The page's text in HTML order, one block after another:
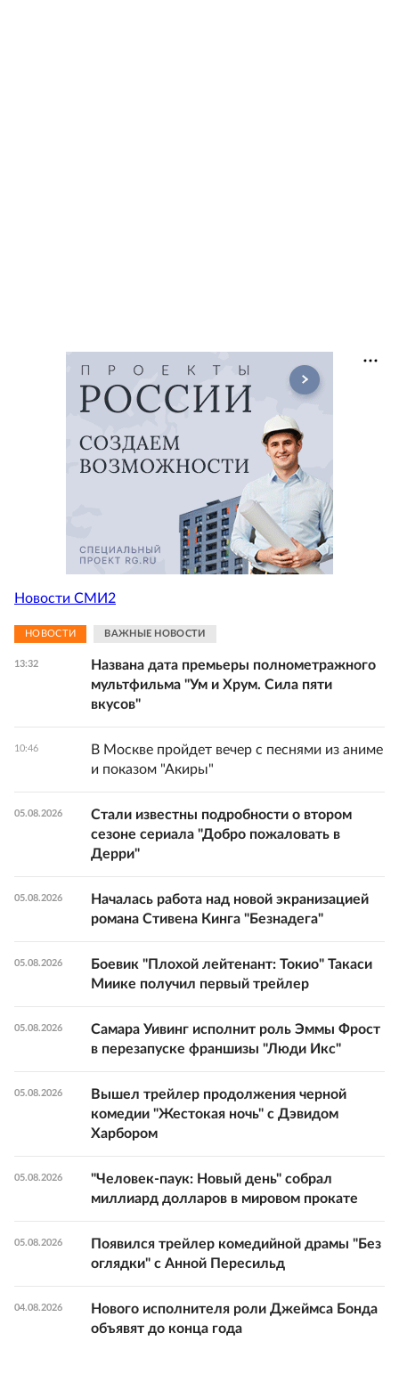
Новости СМИ2
НОВОСТИ ВАЖНЫЕ НОВОСТИ
13:32
Названа дата премьеры полнометражного
мультфильма "Ум и Хрум. Сила пяти
вкусов"
10:46
В Москве пройдет вечер с песнями из аниме
и показом "Акиры"
05.08.2026
Стали известны подробности о втором
сезоне сериала "Добро пожаловать в
Дерри"
05.08.2026
Началась работа над новой экранизацией
романа Стивена Кинга "Безнадега"
05.08.2026
Боевик "Плохой лейтенант: Токио" Такаси
Миике получил первый трейлер
05.08.2026
Самара Уивинг исполнит роль Эммы Фрост
в перезапуске франшизы "Люди Икс"
05.08.2026
Вышел трейлер продолжения черной
комедии "Жестокая ночь" с Дэвидом
Харбором
05.08.2026
"Человек-паук: Новый день" собрал
миллиард долларов в мировом прокате
05.08.2026
Появился трейлер комедийной драмы "Без
оглядки" с Анной Пересильд
04.08.2026
Нового исполнителя роли Джеймса Бонда
объявят до конца года